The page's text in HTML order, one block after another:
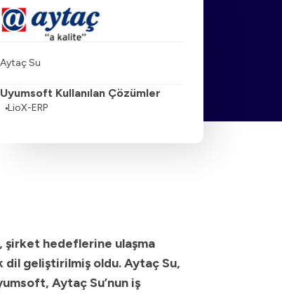
Aytaç Su
Uyumsoft Kullanılan Çözümler
LioX-ERP
şirket hedeflerine ulaşma
geliştirilmiş oldu. Aytaç Su,
Aytaç Su’nun iş